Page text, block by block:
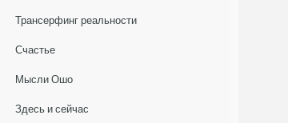
Трансерфинг реальности
Счастье
Мысли Ошо
Здесь и сейчас